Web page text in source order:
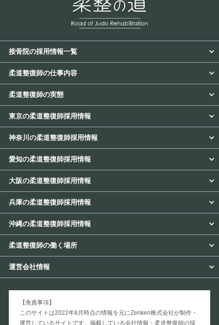
接骨院の採用情報一覧
柔道整復師の仕事内容
柔道整復師の実態
東京の柔道整復師採用情報
神奈川の柔道整復師採用情報
愛知の柔道整復師採用情報
大阪の柔道整復師採用情報
兵庫の柔道整復師採用情報
沖縄の柔道整復師採用情報
柔道整復師の働く場所
運営会社情報
【免責事項】
このサイトは2022年8月時点の情報を元にZenken株式会社が制作・
運営しているサイトです。掲載している会社情報・柔道整復師の採